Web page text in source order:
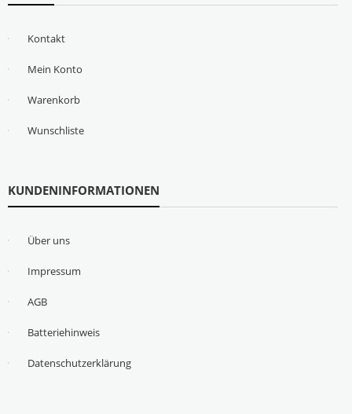
Kontakt
Mein Konto
Warenkorb
Wunschliste
KUNDENINFORMATIONEN
Über uns
Impressum
AGB
Batteriehinweis
Datenschutzerklärung